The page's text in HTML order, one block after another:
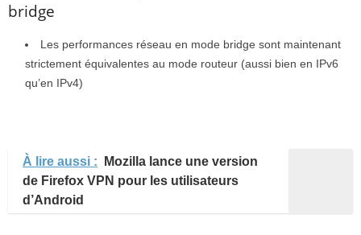
bridge
Les performances réseau en mode bridge sont maintenant
strictement équivalentes au mode routeur (aussi bien en IPv6
qu’en IPv4)
À lire aussi :
Mozilla lance une version
de Firefox VPN pour les utilisateurs
d’Android